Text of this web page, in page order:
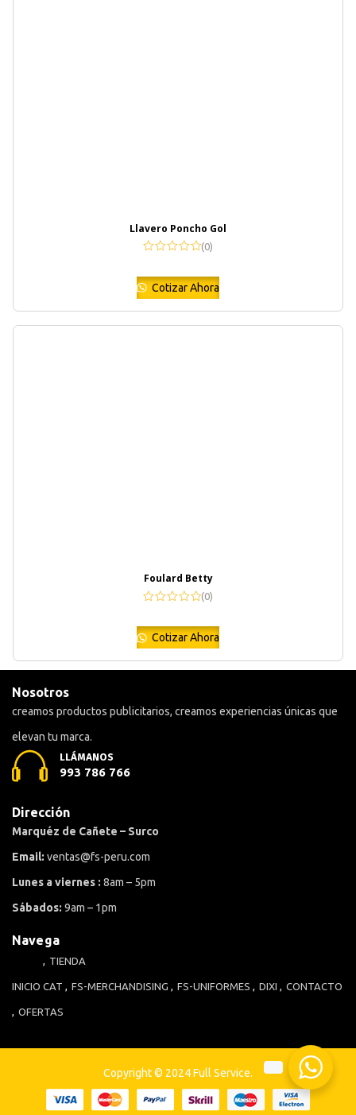
Llavero Poncho Gol
(0)
Cotizar Ahora
Foulard Betty
(0)
Cotizar Ahora
Nosotros
creamos productos publicitarios, creamos experiencias únicas que
elevan tu marca.
LLÁMANOS
993 786 766
Dirección
Marquéz de Cañete – Surco
Email: ventas@fs-peru.com
Lunes a viernes : 8am – 5pm
Sábados: 9am – 1pm
Navega
INICIO
TIENDA
CAT FS-MERCHANDISING FS-UNIFORMES DIXI CONTACTO
OFERTAS
Copyright © 2024 Full Service.